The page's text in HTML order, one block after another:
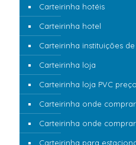
Carteirinha hotéis
Carteirinha hotel
Carteirinha instituições
Carteirinha loja
Carteirinha loja PVC
Carteirinha onde comprar
Carteirinha onde
Carteirinha para